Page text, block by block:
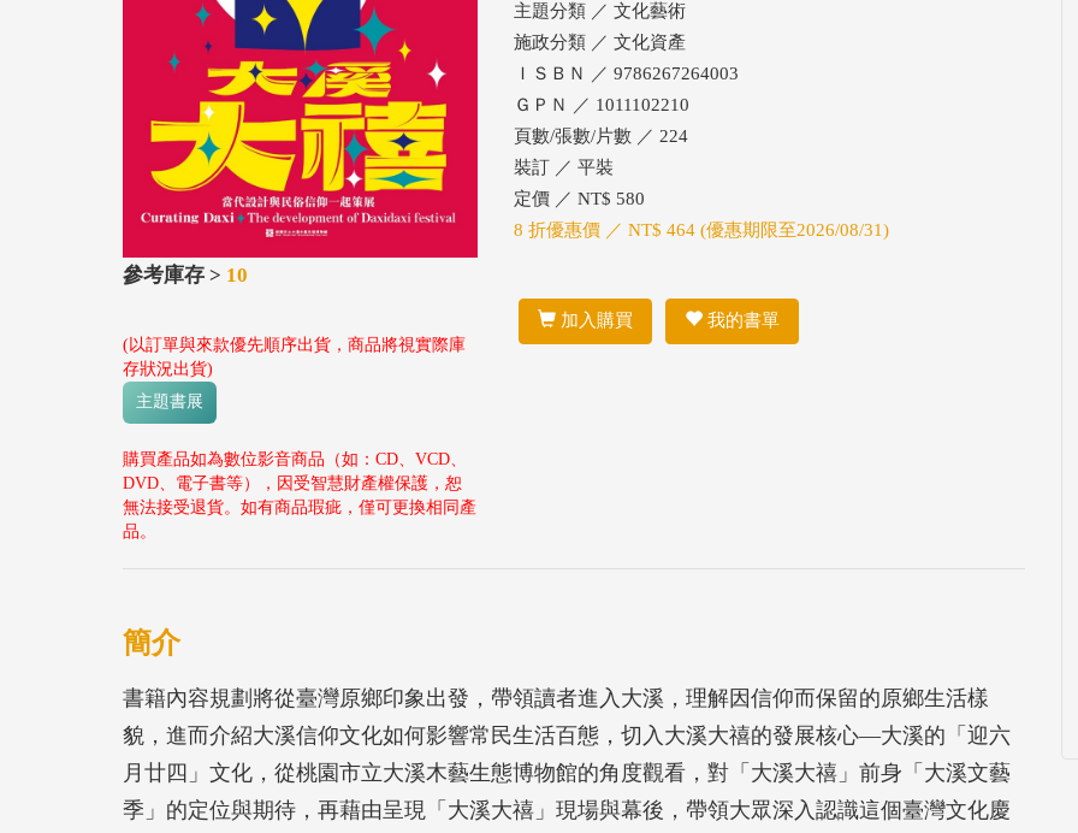
參考庫存 > 10
(以訂單與來款優先順序出貨，商品將視實際庫
存狀況出貨)
主題書展
購買產品如為數位影音商品（如：CD、VCD、
DVD、電子書等），因受智慧財產權保護，恕
無法接受退貨。如有商品瑕疵，僅可更換相同產
品。
主題分類 ／ 文化藝術
施政分類 ／ 文化資產
ＩＳＢＮ ／ 9786267264003
ＧＰＮ ／ 1011102210
頁數/張數/片數 ／ 224
裝訂 ／ 平裝
定價 ／ NT$ 580
8 折優惠價 ／ NT$ 464 (優惠期限至2026/08/31)
加入購買 我的書單
簡介
書籍內容規劃將從臺灣原鄉印象出發，帶領讀者進入大溪，理解因信仰而保留的原鄉生活樣
貌，進而介紹大溪信仰文化如何影響常民生活百態，切入大溪大禧的發展核心—大溪的「迎六
月廿四」文化，從桃園市立大溪木藝生態博物館的角度觀看，對「大溪大禧」前身「大溪文藝
季」的定位與期待，再藉由呈現「大溪大禧」現場與幕後，帶領大眾深入認識這個臺灣文化慶